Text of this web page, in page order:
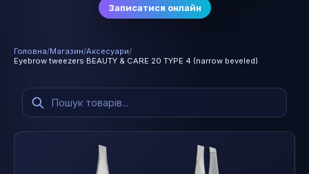
Записатися онлайн
Головна/Магазин/Аксесуари/
Eyebrow tweezers BEAUTY & CARE 20 TYPE 4 (narrow beveled)